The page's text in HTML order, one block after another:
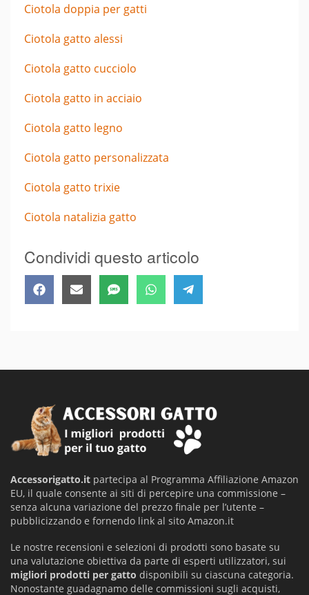
Ciotola doppia per gatti
Ciotola gatto alessi
Ciotola gatto cucciolo
Ciotola gatto in acciaio
Ciotola gatto legno
Ciotola gatto personalizzata
Ciotola gatto trixie
Ciotola natalizia gatto
Condividi questo articolo
Share
on
FacebookShare
on
Email Share
on
SMS Share
on
WhatsAppShare
on
Accessorigatto.it partecipa al Programma Affiliazione Amazon
EU, il quale consente ai siti di percepire una commissione –
senza alcuna variazione del prezzo finale per l’utente –
pubblicizzando e fornendo link al sito Amazon.it
Le nostre recensioni e selezioni di prodotti sono basate su
una valutazione obiettiva da parte di esperti utilizzatori, sui
migliori prodotti per gatto disponibili su ciascuna categoria.
Nonostante guadagnamo delle commissioni sugli acquisti,